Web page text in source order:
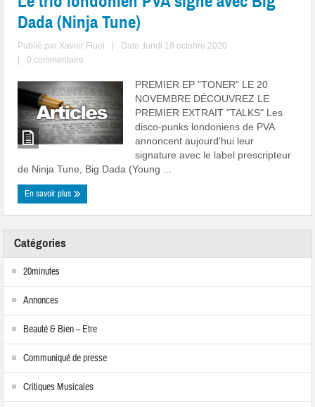
Dada (Ninja Tune)
Publié par Xavier Fluet
Date :lundi 19 octobre 2020
0 commentaire
PREMIER EP "TONER" LE 20
NOVEMBRE DÉCOUVREZ LE
PREMIER EXTRAIT "TALKS" Les
disco-punks londoniens de PVA
annoncent aujourd'hui leur
signature avec le label prescripteur
de Ninja Tune, Big Dada (Young ...
En savoir plus
Catégories
20minutes
Annonces
Beauté & Bien – Etre
Communiqué de presse
Critiques Musicales